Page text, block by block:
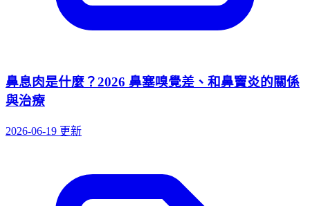
鼻息肉是什麼？2026 鼻塞嗅覺差、和鼻竇炎的關係
與治療
2026-06-19 更新